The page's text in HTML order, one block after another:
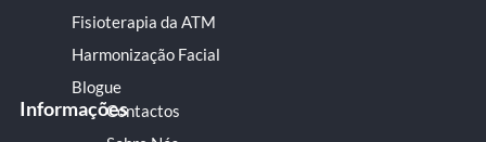
Fisioterapia da ATM
Harmonização Facial
Blogue
InformaçõesContactos